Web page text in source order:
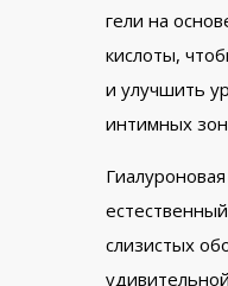
гели на
кислоты,
и улучшить
интимных
слизистых